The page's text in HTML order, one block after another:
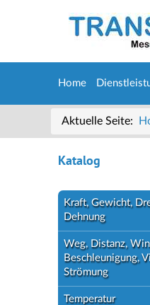
Home
Aktuelle Seite:
Katalog
Kraft, Gewicht,
Dehnung
Weg, Distanz,
Beschleunigung,
Strömung
Temperatur